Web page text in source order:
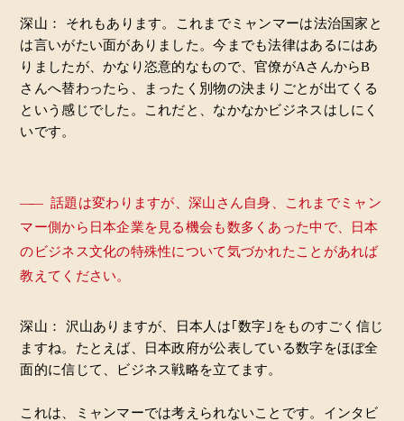
深山： それもあります。これまでミャンマーは法治国家と
は言いがたい面がありました。今までも法律はあるにはあ
りましたが、かなり恣意的なもので、官僚がAさんからB
さんへ替わったら、まったく別物の決まりごとが出てくる
という感じでした。これだと、なかなかビジネスはしにく
いです。
――
話題は変わりますが、深山さん自身、これまでミャン
マー側から日本企業を見る機会も数多くあった中で、日本
のビジネス文化の特殊性について気づかれたことがあれば
教えてください。
深山： 沢山ありますが、日本人は｢数字｣をものすごく信じ
ますね。たとえば、日本政府が公表している数字をほぼ全
面的に信じて、ビジネス戦略を立てます。
これは、ミャンマーでは考えられないことです。インタビ